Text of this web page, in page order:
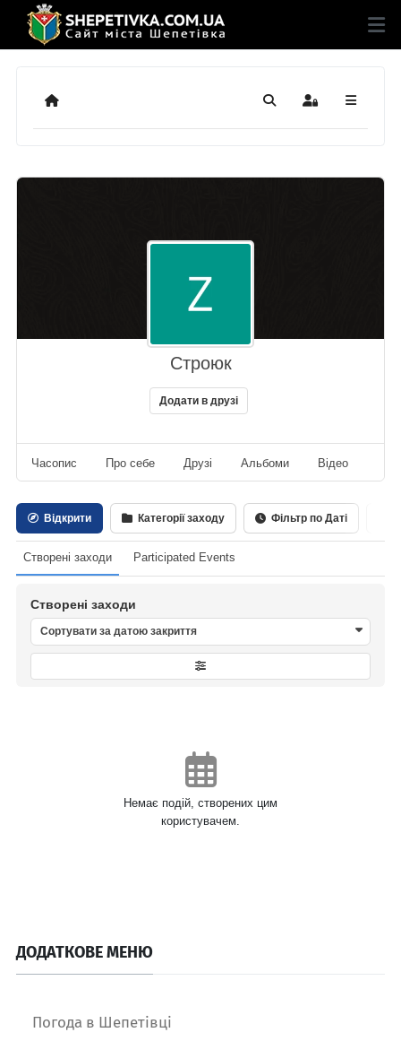
Додому ПошукSign In
Строюк
Додати в друзі
Часопис Про себе Друзі Альбоми Відео
Відкрити Категорії заходу Фільтр по Даті
Створені заходи Participated Events
Створені заходи
Сортувати за датою закриття
Немає подій, створених цим
користувачем.
ДОДАТКОВЕ МЕНЮ
Погода в Шепетівці